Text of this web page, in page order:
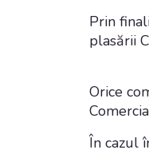
Prin
plasării
Orice
În cazul